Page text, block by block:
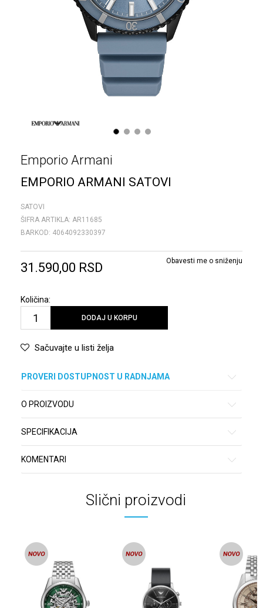
1 2 3 4
Emporio Armani
EMPORIO ARMANI SATOVI
SATOVI
ŠIFRA ARTIKLA: AR11685
BARKOD: 4064092330397
31.590,00 RSD Obavesti me o sniženju
Količina:
DODAJ U KORPU
Sačuvajte u listi želja
PROVERI DOSTUPNOST U RADNJAMA
O PROIZVODU
SPECIFIKACIJA
KOMENTARI
Slični proizvodi